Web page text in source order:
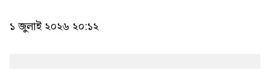
১ জুলাই ২০২৬ ২০:১২